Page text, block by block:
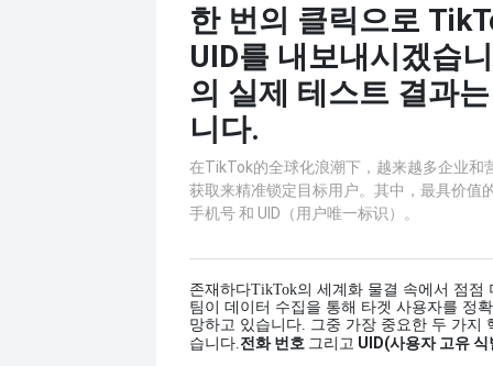
한 번의 클릭으로
UID를 내보내시겠습
의 실제 테스트 결과
니다.
在TikTok的全球化浪潮下，越来越多企业和
获取来精准锁定目标用户。其中，最具价值
手机号 和 UID（用户唯一标识）。
존재하다TikTok의 세계화 물결 속에서 점점
팀이 데이터 수집을 통해 타겟 사용자를 정
망하고 있습니다. 그중 가장 중요한 두 가지
습니다. 전화 번호 그리고 UID(사용자 고유 식